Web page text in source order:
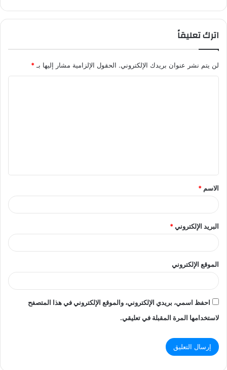
اترك تعليقاً
لن يتم نشر عنوان بريدك الإلكتروني. الحقول الإلزامية مشار إليها بـ *
ق
*
الاسم *
البريد الإلكتروني*
الموقع الإلكتروني
احفظ اسمي، بريدي الإلكتروني، والموقع الإلكتروني في هذا المتصفح
لاستخدامها المرة المقبلة في تعليقي.